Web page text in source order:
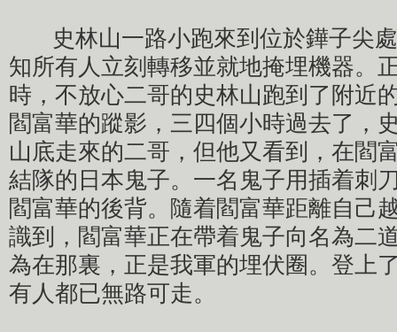
史林山一路小跑來到位於鏵子尖處
知所有人立刻轉移並就地掩埋機器。
時，不放心二哥的史林山跑到了附近
閻富華的蹤影，三四個小時過去了，
山底走來的二哥，但他又看到，在閻
結隊的日本鬼子。一名鬼子用插着刺
閻富華的後背。隨着閻富華距離自己
識到，閻富華正在帶着鬼子向名為二
為在那裏，正是我軍的埋伏圈。登上
有人都已無路可走。